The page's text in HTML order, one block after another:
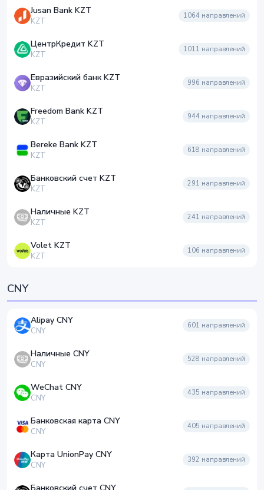
Jusan Bank KZT
KZT
1064 направлений
ЦентрКредит KZT
KZT
1011 направлений
Евразийский банк KZT
KZT
996 направлений
Freedom Bank KZT
KZT
944 направлений
Bereke Bank KZT
KZT
618 направлений
Банковский счет KZT
KZT
291 направлений
Наличные KZT
KZT
241 направлений
Volet KZT
KZT
106 направлений
CNY
Alipay CNY
CNY
601 направлений
Наличные CNY
CNY
528 направлений
WeChat CNY
CNY
435 направлений
Банковская карта CNY
CNY
405 направлений
Карта UnionPay CNY
CNY
392 направлений